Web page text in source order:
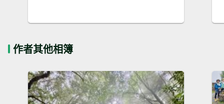
作者其他相簿